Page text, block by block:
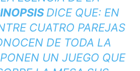
DICE QUE: EN
CUATRO PAREJAS
DE TODA LA
UN JUEGO QUE